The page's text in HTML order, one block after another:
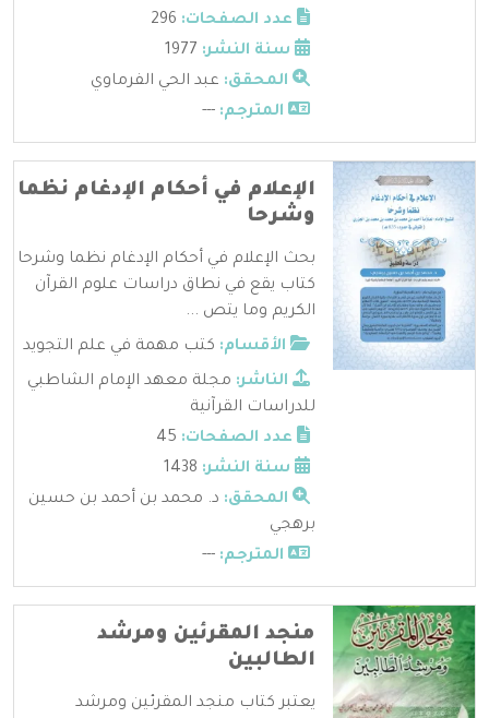
عدد الصفحات:
سنة النشر:
المحقق: عبد الحي الفرماوي
المترجم: ---
الإعلام في أحكام الإدغام نظما
وشرحا
بحث الإعلام في أحكام الإدغام نظما وشرحا
كتاب يقع في نطاق دراسات علوم القرآن
الكريم وما يتص ...
الأقسام: كتب مهمة في علم التجويد
الناشر: مجلة معهد الإمام الشاطبي
للدراسات القرآنية
عدد الصفحات:
سنة النشر:
المحقق: د. محمد بن أحمد بن حسين
برهجي
المترجم: ---
منجد المقرئين ومرشد
الطالبين
يعتبر كتاب منجد المقرئين ومرشد